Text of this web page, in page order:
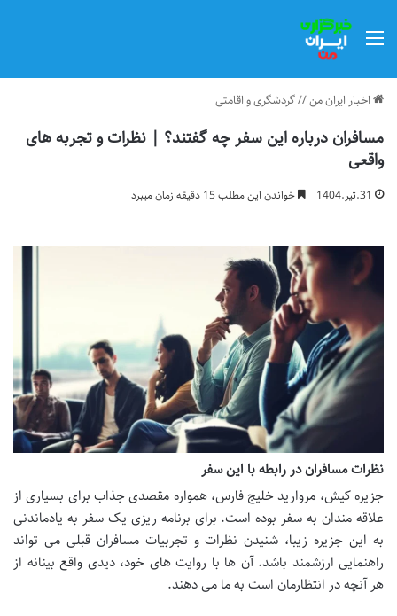
اخبار ایران من//گردشگری و اقامتی
مسافران درباره این سفر چه گفتند؟ | نظرات و تجربه های
واقعی
31.تیر.1404 خواندن این مطلب 15 دقیقه زمان میبرد
نظرات مسافران در رابطه با این سفر
جزیره کیش، مروارید خلیج فارس، همواره مقصدی جذاب برای بسیاری از
علاقه مندان به سفر بوده است. برای برنامه ریزی یک سفر به یادماندنی
به این جزیره زیبا، شنیدن نظرات و تجربیات مسافران قبلی می تواند
راهنمایی ارزشمند باشد. آن ها با روایت های خود، دیدی واقع بینانه از
هر آنچه در انتظارمان است به ما می دهند.